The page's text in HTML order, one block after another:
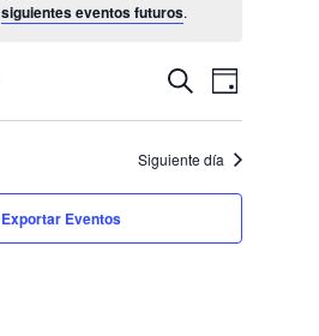
siguientes eventos futuros.
Navegación
de
búsqueda
y
vistas
Eventos
de
vistas
Evento
Día
Siguiente día
Exportar Eventos